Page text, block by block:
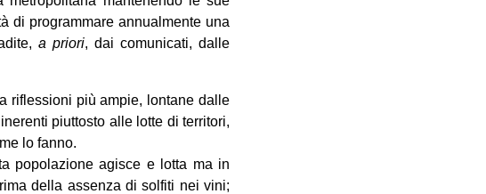
di programmare annualmente una
a priori, dai comunicati, dalle
riflessioni più ampie, lontane dalle
piuttosto alle lotte di territori,
lo fanno.
popolazione agisce e lotta ma in
della assenza di solfiti nei vini;